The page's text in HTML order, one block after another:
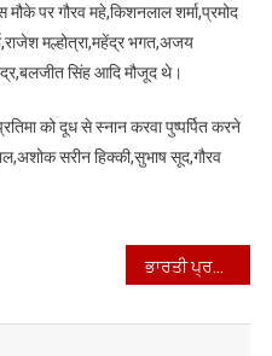
पर गौरव महे,किशनलाल शर्मा,प्रमोद
मल्होत्रा,महेंद्र भगत,अजय
सिंह आदि मौजूद थे।
को दूध से स्नान करवा पुष्पर्पित करने
सरीन हिक्की,सुभाष सूद,गौरव